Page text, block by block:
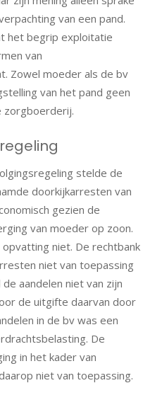
van een pand.
het begrip exploitatie
van
Zowel moeder als de bv
van het pand geen
zorgboerderij.
stelde de
doorkijkarresten van
gezien de
van moeder op zoon.
niet. De rechtbank
niet van toepassing
aandelen niet van zijn
de uitgifte daarvan door
in de bv was een
De
in het kader van
niet van toepassing.